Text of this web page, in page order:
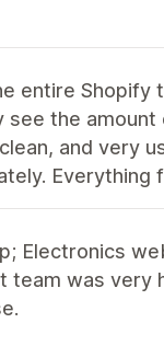
entire
see the
and very
Electronics
team was